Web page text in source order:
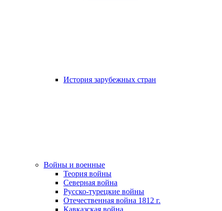
История зарубежных стран
Войны и военные
Теория войны
Северная война
Русско-турецкие войны
Отечественная война 1812 г.
Кавказская война